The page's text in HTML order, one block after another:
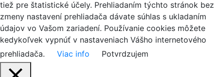
tiež pre štatistické účely. Prehliadaním týchto stránok bez
zmeny nastavení prehliadača dávate súhlas s ukladaním
údajov vo Vašom zariadení. Používanie cookies môžete
kedykoľvek vypnúť v nastaveniach Vášho internetového
prehliadača.
Viac info Potvrdzujem